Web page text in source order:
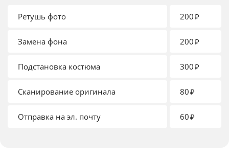
Ретушь фото 200₽
Замена фона 200₽
Подстановка костюма 300₽
Сканирование оригинала 80₽
Отправка на эл. почту 60₽